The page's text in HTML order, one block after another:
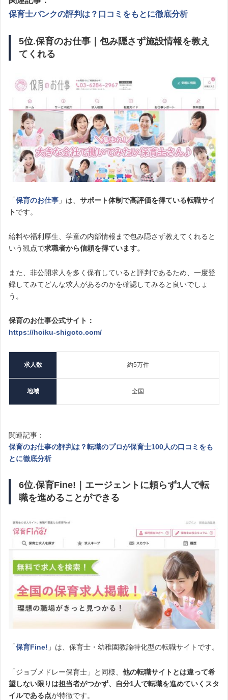
保育士バンクの評判は？口コミをもとに徹底分析
5位.保育のお仕事｜包み隠さず施設情報を教え
てくれる
「保育のお仕事 」は、 サポート体制で高評価を得ている転職サイ
トです。
給料や福利厚生、学童の内部情報まで包み隠さず教えてくれると
いう観点で求職者から信頼を得ています。
また、非公開求人を多く保有していると評判であるため、一度登
録してみてどんな求人があるのかを確認してみると良いでしょ
う。
保育のお仕事公式サイト：
https://hoiku-shigoto.com/
求人数 約5万件
地域 全国
関連記事：
保育のお仕事の評判は？転職のプロが保育士100人の口コミをも
とに徹底分析
6位.保育Fine!｜エージェントに頼らず1人で転
職を進めることができる
「保育Fine! 」は、保育士・幼稚園教諭特化型の転職サイトです。
「ジョブメドレー保育士」と同様、 他の転職サイトとは違って希
望しない限りは担当者がつかず、自分1人で転職を進めていくスタ
イルである点が特徴です。